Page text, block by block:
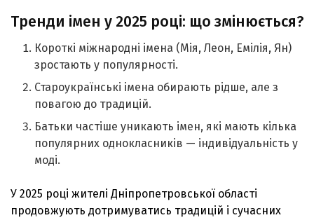
Тренди імен у 2025 році: що змінюється?
Короткі міжнародні імена (Мія, Леон, Емілія, Ян)
зростають у популярності.
Староукраїнські імена обирають рідше, але з
повагою до традицій.
Батьки частіше уникають імен, які мають кілька
популярних однокласників — індивідуальність у
моді.
У 2025 році жителі Дніпропетровської області
продовжують дотримуватись традицій і сучасних